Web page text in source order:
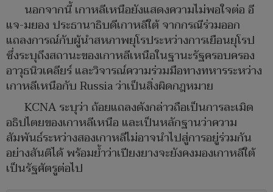
นอกจากนี้ เกาหลีเหนือยังแสดงความไม่พอใจต่อ อี
แจ-มยอง ประธานาธิบดีเกาหลีใต้ จากกรณีร่วมออก
แถลงการณ์กับผู้นำสหภาพยุโรประหว่างการเยือนยุโรป
ซึ่งระบุถึงสถานะของเกาหลีเหนือในฐานะรัฐครอบครอง
อาวุธนิวเคลียร์ และวิจารณ์ความร่วมมือทางทหารระหว่าง
เกาหลีเหนือกับ Russia ว่าเป็นสิ่งผิดกฎหมาย
KCNA ระบุว่า ถ้อยแถลงดังกล่าวถือเป็นการละเมิด
อธิปไตยของเกาหลีเหนือ และเป็นหลักฐานว่าความ
สัมพันธ์ระหว่างสองเกาหลีไม่อาจนำไปสู่การอยู่ร่วมกัน
อย่างสันติได้ พร้อมย้ำว่าเปียงยางจะยังคงมองเกาหลีใต้
เป็นรัฐศัตรูต่อไป